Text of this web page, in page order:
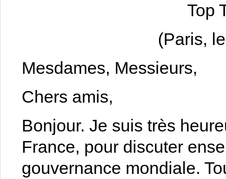
Top
(Paris,
Mesdames, Messieurs,
Chers amis,
Bonjour. Je suis très
France, pour discuter
gouvernance mondiale.